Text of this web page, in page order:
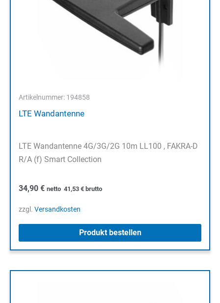
Artikelnummer: 194858
LTE Wandantenne
LTE Wandantenne 4G/3G/2G 10m LL100 , FAKRA-D
R/A (f) Smart Collection
34,90 € netto 41,53 € brutto
zzgl. Versandkosten
Produkt bestellen